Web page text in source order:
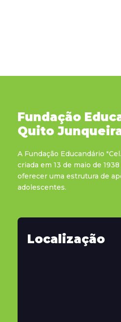
Fundação
Quito
A Fundação Educandário
criada em 13 de maio de
oferecer uma estrutura de
adolescentes.
Localização